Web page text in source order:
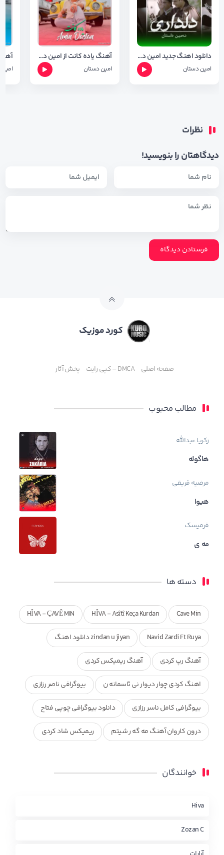
دانلود اهنگ جدید امین داستان بنام دلداری (فتوا۲)
امین دستان
آهنگ یاده کانت از امین داستان با کیفیت ۱۲۸ و ۳۲۰
امین دستان
نظرات
دیدگاهتان را بنویسید!
کورد موزیک
صفحه اصلی DMCA – کپی رایت پخش آثار
مطالب محبوب
زکریا عبدالله
هاگوله
مرضیه فریقی
هیوا
فرمیسک
مه ی
دسته ها
Cave Min
HÎVA - Asîtî Keça Kurdan
HÎVA - ÇAVÊ MIN
Navid Zardi Ft Ruya zindan u jiyan دانلود اهنگ
آهنگ رپ کردی آهنگ ریمیکس کردی
اهنگ کردی چوار دیوار نی ئاسمانه ن بیوگرافی ناصر رزازی
بیوگرافی کامل ناسر رزازی دانلود بیوگرافی چوپی فتاح
درون کاروان آهنگ مه گه ر شیتم ریمیکس شاد کردی
محمد جزا
چاو من
خوانندگان
Hiva
Zozan C